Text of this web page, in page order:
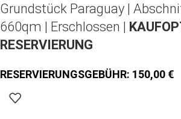
Grundstück Paraguay |
660qm | Erschlossen |
RESERVIERUNG
150,00